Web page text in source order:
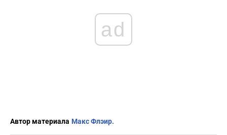
ad
Автор материала Макс Флэир.